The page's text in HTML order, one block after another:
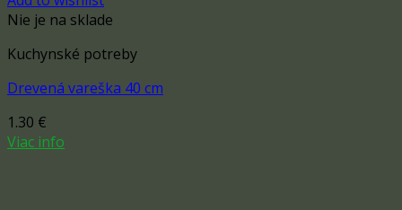
Nie je na sklade
Kuchynské potreby
Drevená vareška 40 cm
1.30 €
Viac info